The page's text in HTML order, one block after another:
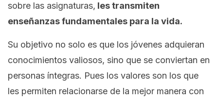
sobre las asignaturas, les transmiten
enseñanzas fundamentales para la vida.
Su objetivo no solo es que los jóvenes adquieran
conocimientos valiosos, sino que se conviertan en
personas íntegras. Pues los valores son los que
les permiten relacionarse de la mejor manera con